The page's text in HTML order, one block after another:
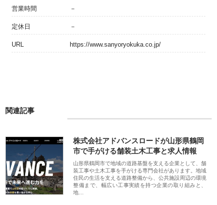
営業時間 －
定休日 －
URL https://www.sanyoryokuka.co.jp/
関連記事
株式会社アドバンスロードが山形県鶴岡
市で手がける舗装土木工事と求人情報
山形県鶴岡市で地域の道路基盤を支える企業として、舗
装工事や土木工事を手がける専門会社があります。地域
住民の生活を支える道路整備から、公共施設周辺の環境
整備まで、幅広い工事実績を持つ企業の取り組みと、
地…